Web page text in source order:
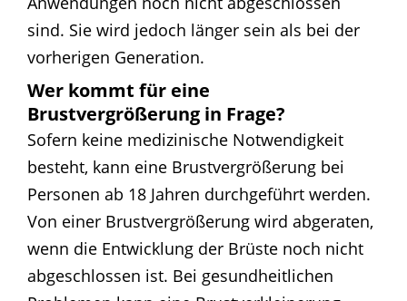
sind. Sie wird jedoch länger sein als bei der
vorherigen Generation.
Wer kommt für eine
Brustvergrößerung in Frage?
Sofern keine medizinische Notwendigkeit
besteht, kann eine Brustvergrößerung bei
Personen ab 18 Jahren durchgeführt werden.
Von einer Brustvergrößerung wird abgeraten,
wenn die Entwicklung der Brüste noch nicht
abgeschlossen ist. Bei gesundheitlichen